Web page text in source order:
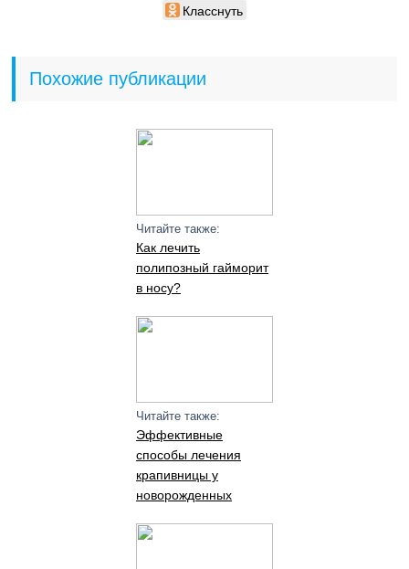
Класснуть
Похожие публикации
Читайте также:
Как лечить
полипозный гайморит
в носу?
Читайте также:
Эффективные
способы лечения
крапивницы у
новорожденных